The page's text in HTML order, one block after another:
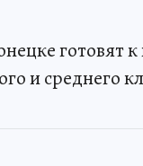
готовят
и среднего